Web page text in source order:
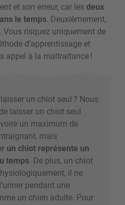
et son erreur, car lesdeux
le temps. Deuxièmement,
Vous risquez uniquement de
d’apprentissage et
appel à la maltraitance !
un chiot seul ? Nous
laisser un chiot seul
un maximum de
mais
un chiot représente un
temps. De plus, un chiot
il ne
pendant une
un chien adulte. Pour